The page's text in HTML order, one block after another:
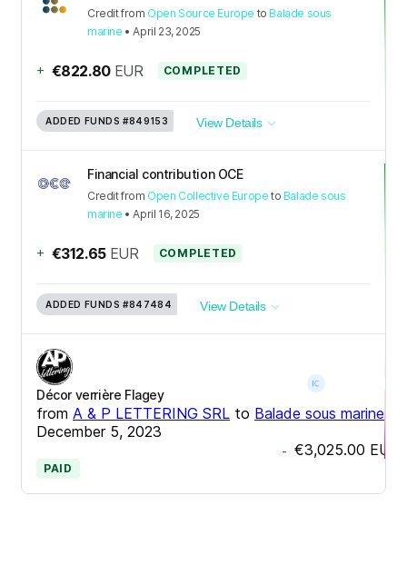
Creditfrom Open Source Europe to Balade sous
marine •April 23, 2025
+ €822.80 EUR COMPLETED
ADDED FUNDS #849153 View Details
Financial contribution OCE
Creditfrom Open Collective Europe to Balade sous
marine •April 16, 2025
+ €312.65 EUR COMPLETED
ADDED FUNDS #847484 View Details
Décor verrière Flagey
from A & P LETTERING SRL to Balade sous marine•
December 5, 2023
- €3,025.00 EUR
PAID